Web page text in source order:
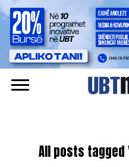
All posts tagged